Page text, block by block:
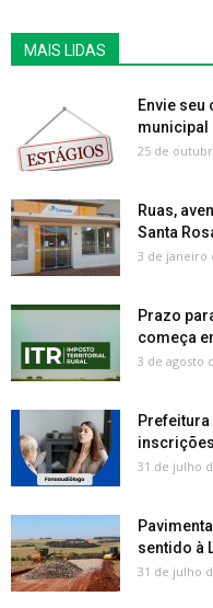
MAIS LIDAS
Envie
municipal
25 de
Ruas,
Santa
3 de janeiro
Prazo
começa
3 de agosto
Prefeitura
31 de julho
sentido à
31 de julho